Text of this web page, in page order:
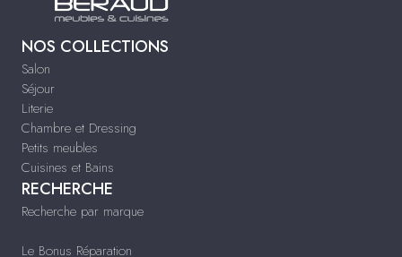
NOS COLLECTIONS
Salon
Séjour
Literie
Chambre et Dressing
Petits meubles
Cuisines et Bains
RECHERCHE
Recherche par marque
Le Bonus Réparation